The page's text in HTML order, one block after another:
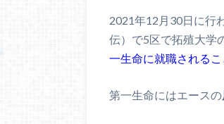
2021年12月30日に行
伝）で5区で拓殖大学
一生命に就職される
第一生命にはエースの